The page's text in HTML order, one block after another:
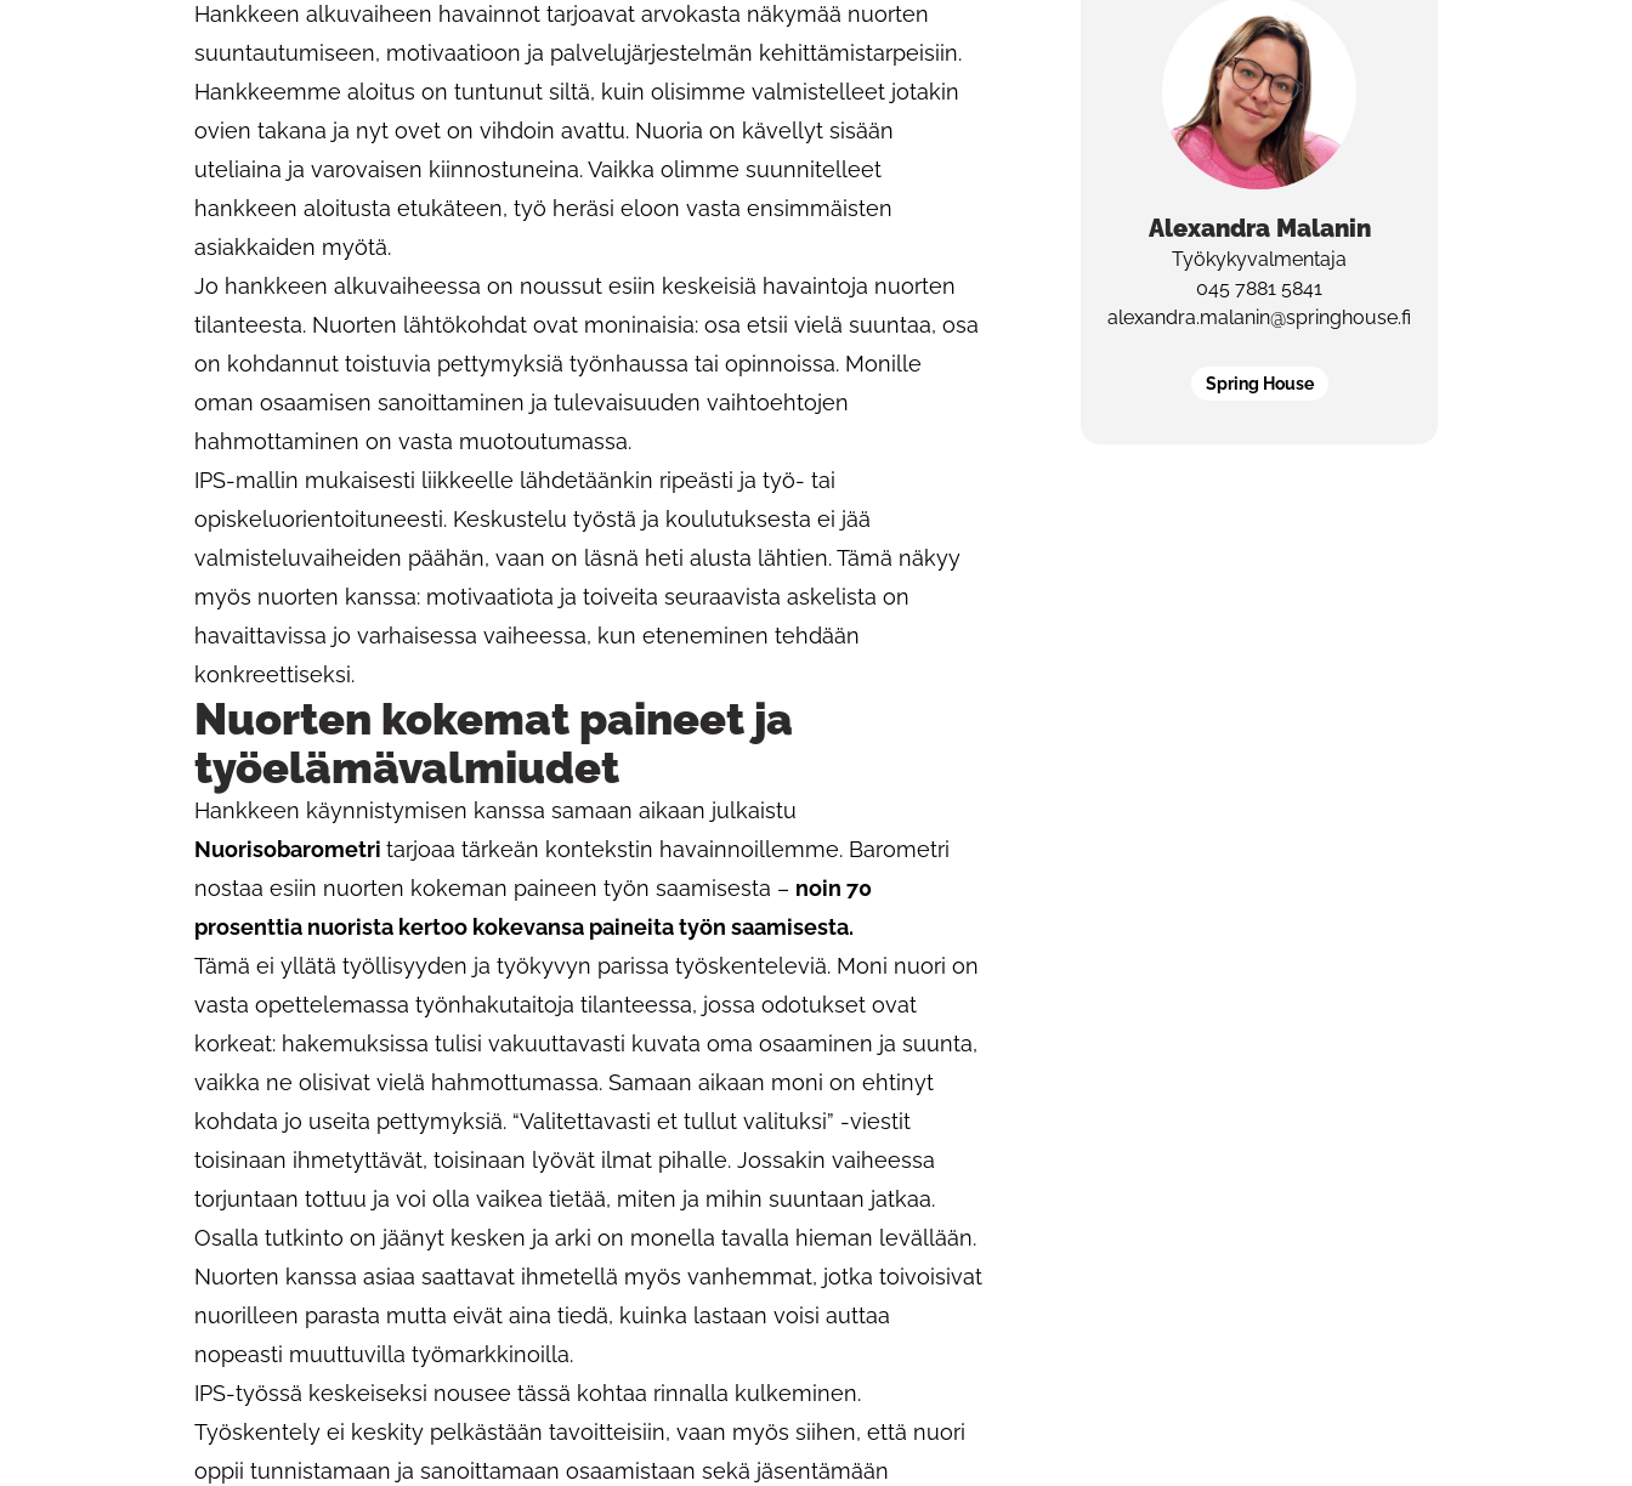
Hankkeen alkuvaiheen havainnot tarjoavat arvokasta näkymää nuorten
suuntautumiseen, motivaatioon ja palvelujärjestelmän kehittämistarpeisiin.
Hankkeemme aloitus on tuntunut siltä, kuin olisimme valmistelleet jotakin
ovien takana ja nyt ovet on vihdoin avattu. Nuoria on kävellyt sisään
uteliaina ja varovaisen kiinnostuneina. Vaikka olimme suunnitelleet
hankkeen aloitusta etukäteen, työ heräsi eloon vasta ensimmäisten
asiakkaiden myötä.
Jo hankkeen alkuvaiheessa on noussut esiin keskeisiä havaintoja nuorten
tilanteesta. Nuorten lähtökohdat ovat moninaisia: osa etsii vielä suuntaa, osa
on kohdannut toistuvia pettymyksiä työnhaussa tai opinnoissa. Monille
oman osaamisen sanoittaminen ja tulevaisuuden vaihtoehtojen
hahmottaminen on vasta muotoutumassa.
IPS-mallin mukaisesti liikkeelle lähdetäänkin ripeästi ja työ- tai
opiskeluorientoituneesti. Keskustelu työstä ja koulutuksesta ei jää
valmisteluvaiheiden päähän, vaan on läsnä heti alusta lähtien. Tämä näkyy
myös nuorten kanssa: motivaatiota ja toiveita seuraavista askelista on
havaittavissa jo varhaisessa vaiheessa, kun eteneminen tehdään
konkreettiseksi.
Nuorten kokemat paineet ja
työelämävalmiudet
Hankkeen käynnistymisen kanssa samaan aikaan julkaistu
Nuorisobarometri tarjoaa tärkeän kontekstin havainnoillemme. Barometri
nostaa esiin nuorten kokeman paineen työn saamisesta – noin 70
prosenttia nuorista kertoo kokevansa paineita työn saamisesta.
Tämä ei yllätä työllisyyden ja työkyvyn parissa työskenteleviä. Moni nuori on
vasta opettelemassa työnhakutaitoja tilanteessa, jossa odotukset ovat
korkeat: hakemuksissa tulisi vakuuttavasti kuvata oma osaaminen ja suunta,
vaikka ne olisivat vielä hahmottumassa. Samaan aikaan moni on ehtinyt
kohdata jo useita pettymyksiä. “Valitettavasti et tullut valituksi” -viestit
toisinaan ihmetyttävät, toisinaan lyövät ilmat pihalle. Jossakin vaiheessa
torjuntaan tottuu ja voi olla vaikea tietää, miten ja mihin suuntaan jatkaa.
Osalla tutkinto on jäänyt kesken ja arki on monella tavalla hieman levällään.
Nuorten kanssa asiaa saattavat ihmetellä myös vanhemmat, jotka toivoisivat
nuorilleen parasta mutta eivät aina tiedä, kuinka lastaan voisi auttaa
nopeasti muuttuvilla työmarkkinoilla.
IPS-työssä keskeiseksi nousee tässä kohtaa rinnalla kulkeminen.
Työskentely ei keskity pelkästään tavoitteisiin, vaan myös siihen, että nuori
oppii tunnistamaan ja sanoittamaan osaamistaan sekä jäsentämään
Alexandra Malanin
Työkykyvalmentaja
045 7881 5841
alexandra.malanin@springhouse.fi
Spring House